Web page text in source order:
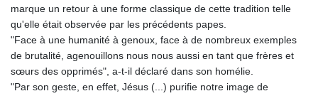
marque un retour à une forme classique de cette tradition telle
qu'elle était observée par les précédents papes.
"Face à une humanité à genoux, face à de nombreux exemples
de brutalité, agenouillons nous nous aussi en tant que frères et
sœurs des opprimés", a-t-il déclaré dans son homélie.
"Par son geste, en effet, Jésus (...) purifie notre image de